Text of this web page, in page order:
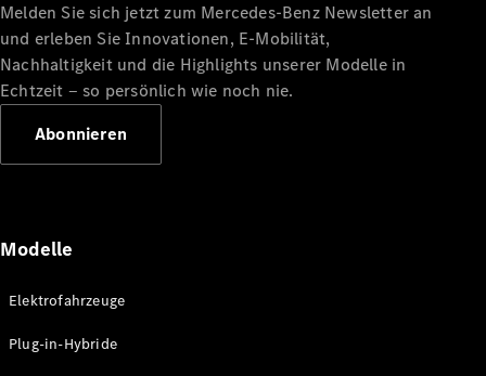
Servicetermin
vereinbaren
Service &
Reparatur
Pannen- &
Schadenhilfe
Support
Melden Sie sich jetzt zum Mercedes-Benz Newsletter an
und erleben Sie Innovationen, E-Mobilität,
Nachhaltigkeit und die Highlights unserer Modelle in
Echtzeit ‒ so persönlich wie noch nie.
Abonnieren
Modelle
Elektrofahrzeuge
Plug-in-Hybride